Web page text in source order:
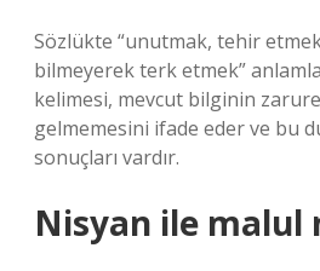
Sözlükte “unutmak, tehir
bilmeyerek terk etmek”
kelimesi, mevcut bilginin
gelmemesini ifade eder ve bu
sonuçları vardır.
Nisyan ile malul